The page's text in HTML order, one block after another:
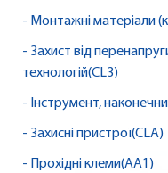
- Монтажні матеріали
- Захист від
технологій(CL3)
- Інструмент,
- Захисні пристрої(CLA)
- Прохідні клеми(AA1)